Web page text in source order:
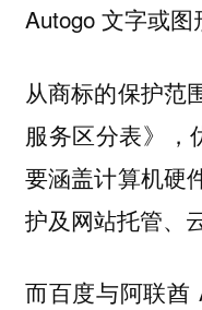
Autogo 文字或图
从商标的保护范
服务区分表》，
要涵盖计算机硬
护及网站托管、
而百度与阿联酋